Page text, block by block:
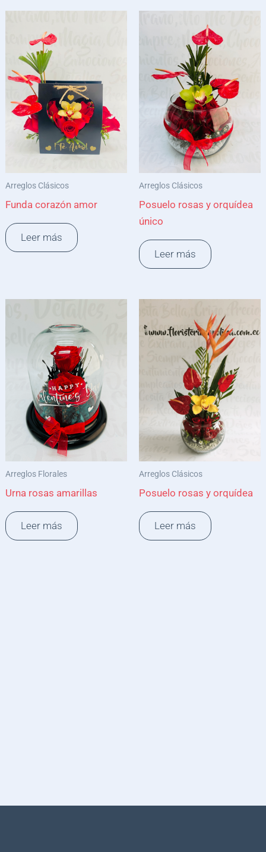
Arreglos Clásicos
Funda corazón amor
Leer más
Arreglos Clásicos
Posuelo rosas y orquídea
único
Leer más
Arreglos Florales
Urna rosas amarillas
Leer más
Arreglos Clásicos
Posuelo rosas y orquídea
Leer más